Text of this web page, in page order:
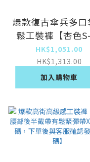
爆款復古傘兵多口
鬆工裝褲【杏色
碼，下單後與客服
發貨尺碼】
HK$1,051.00
HK$1,313.00
加入購物車